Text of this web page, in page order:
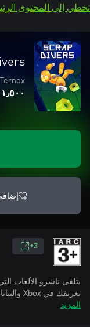
تخطي إلى المحتوى
Ternox
١٫٥٠٠ د.ك.‏
3+
يتلقى ناشرو الألعاب
تعريفك في Xbox والبيانات المقترنة بينما تمارس الألعاب.
المزيد